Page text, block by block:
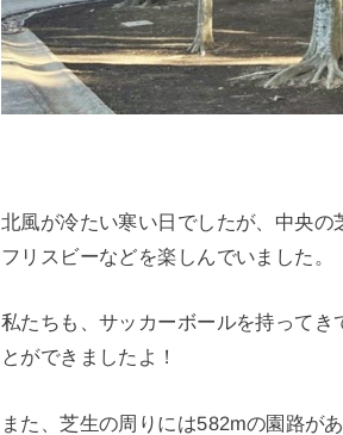
北風が冷たい寒い日でしたが、中央の
フリスビーなどを楽しんでいました。
私たちも、サッカーボールを持って
とができましたよ！
また、芝生の周りには582mの園路が